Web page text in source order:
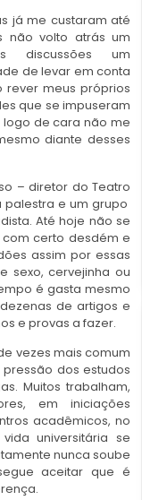
já me custaram até
não volto atrás um
discussões um
de levar em conta
meus próprios
que se impuseram
de cara não me
diante desses
– diretor do Teatro
palestra e um grupo
Até hoje não se
certo desdém e
assim por essas
sexo, cervejinha ou
é gasta mesmo
de artigos e
e provas a fazer.
vezes mais comum
dos estudos
Muitos trabalham,
em iniciações
acadêmicos, no
universitária se
nunca soube
aceitar que é